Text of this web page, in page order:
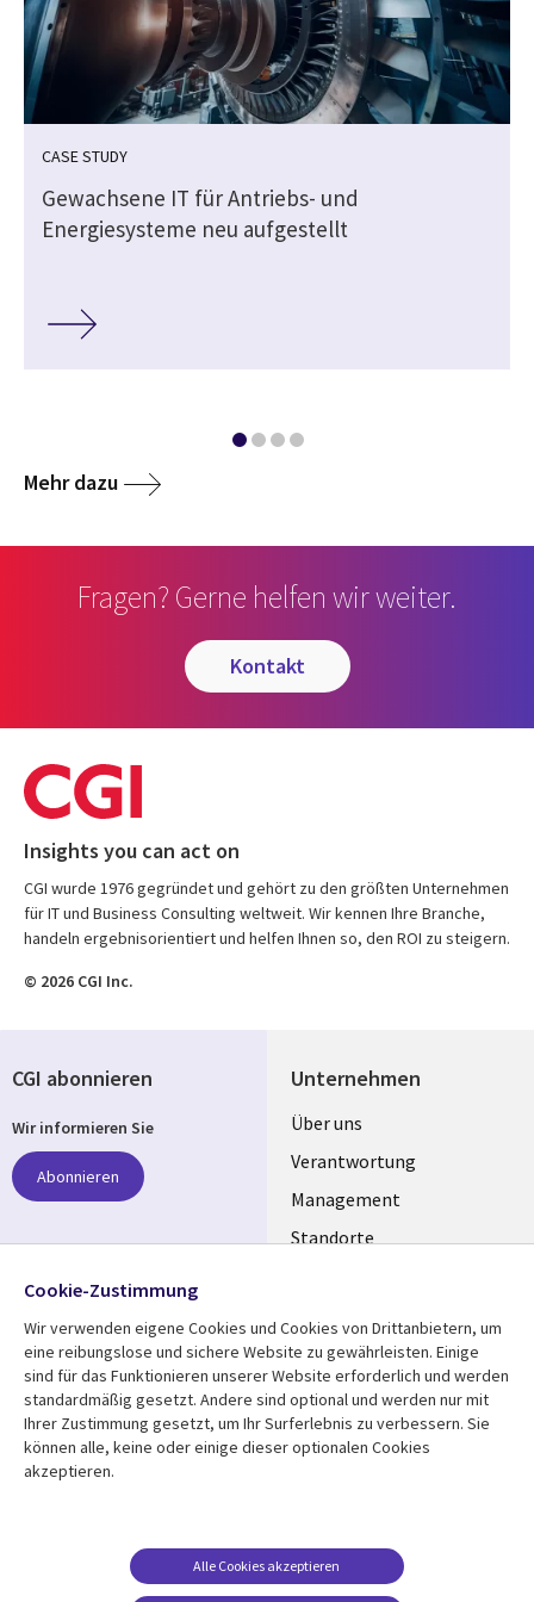
CASE STUDY
Gewachsene IT für Antriebs- und
Energiesysteme neu aufgestellt
Mehr dazu
Fragen? Gerne helfen wir weiter.
kontakt
Insights you can act on
CGI wurde 1976 gegründet und gehört zu den größten Unternehmen
für IT und Business Consulting weltweit. Wir kennen Ihre Branche,
handeln ergebnisorientiert und helfen Ihnen so, den ROI zu steigern.
© 2026 CGI Inc.
Unternehmen
Useful
links
GERMANY
Über uns
Verantwortung
Management
Standorte
Mediathek
Library
GERMANY
Aktuelles
Rechtliches
Beschwerden/Hinweise
Compliance
CGI abonnieren
Wir informieren Sie
Abonnieren
Folgen Sie uns
Social
Media
GERMANY
Cookie-Zustimmung
Wir verwenden eigene Cookies und Cookies von Drittanbietern, um
eine reibungslose und sichere Website zu gewährleisten. Einige
sind für das Funktionieren unserer Website erforderlich und werden
standardmäßig gesetzt. Andere sind optional und werden nur mit
Ihrer Zustimmung gesetzt, um Ihr Surferlebnis zu verbessern. Sie
können alle, keine oder einige dieser optionalen Cookies
akzeptieren.
Alle Cookies akzeptieren